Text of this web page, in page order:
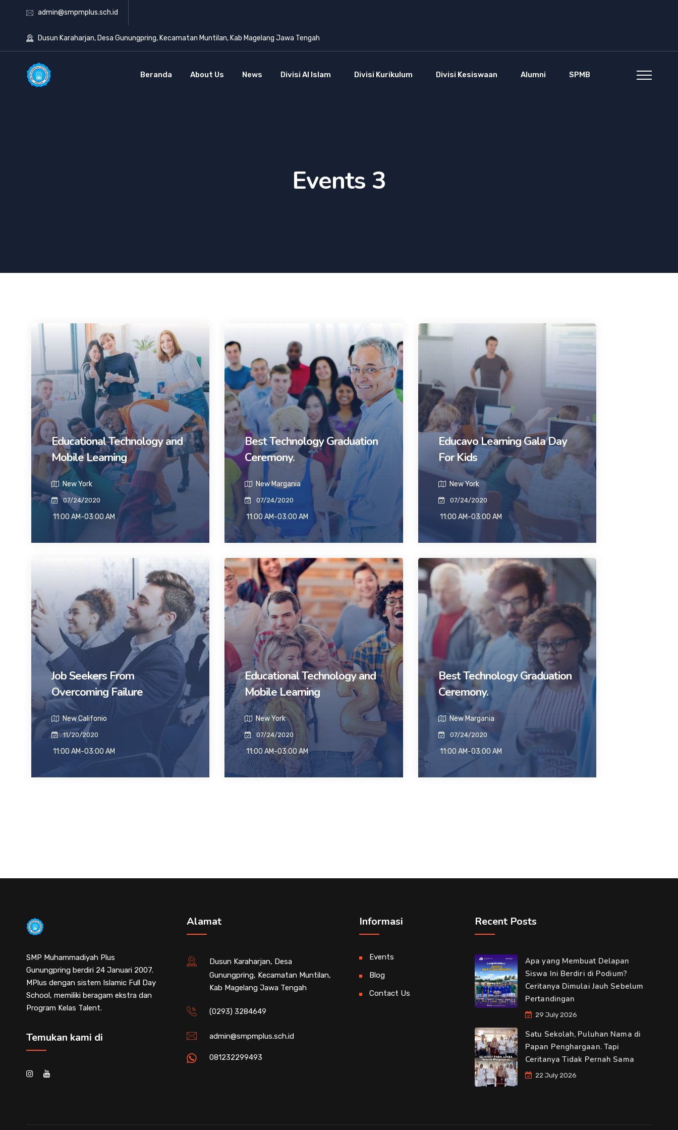
admin@smpmplus.sch.id
Dusun Karaharjan, Desa Gunungpring, Kecamatan Muntilan, Kab Magelang Jawa Tengah
Beranda About Us News Divisi Al Islam Divisi Kurikulum Divisi Kesiswaan Alumni SPMB
Events 3
Educational Technology and
Mobile Learning
New York
07/24/2020
11:00 AM-03:00 AM
Best Technology Graduation
Ceremony.
New Margania
07/24/2020
11:00 AM-03:00 AM
Educavo Learning Gala Day
For Kids
New York
07/24/2020
11:00 AM-03:00 AM
Job Seekers From
Overcoming Failure
New Califonio
11/20/2020
11:00 AM-03:00 AM
Educational Technology and
Mobile Learning
New York
07/24/2020
11:00 AM-03:00 AM
Best Technology Graduation
Ceremony.
New Margania
07/24/2020
11:00 AM-03:00 AM
SMP Muhammadiyah Plus
Gunungpring berdiri 24 Januari 2007.
MPlus dengan sistem Islamic Full Day
School, memiliki beragam ekstra dan
Program Kelas Talent.
Temukan kami di
Alamat
Dusun Karaharjan, Desa
Gunungpring, Kecamatan Muntilan,
Kab Magelang Jawa Tengah
(0293) 3284649
admin@smpmplus.sch.id
081232299493
Informasi
Events
Blog
Contact Us
Recent Posts
Apa yang Membuat Delapan
Siswa Ini Berdiri di Podium?
Ceritanya Dimulai Jauh Sebelum
Pertandingan
29 July 2026
Satu Sekolah, Puluhan Nama di
Papan Penghargaan. Tapi
Ceritanya Tidak Pernah Sama
22 July 2026